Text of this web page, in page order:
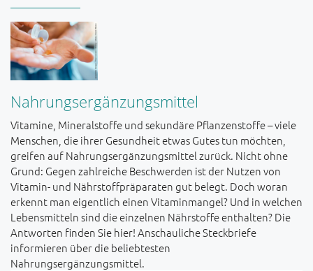
Nahrungsergänzungsmittel
Vitamine, Mineralstoffe und sekundäre Pflanzenstoffe – viele
Menschen, die ihrer Gesundheit etwas Gutes tun möchten,
greifen auf Nahrungsergänzungsmittel zurück. Nicht ohne
Grund: Gegen zahlreiche Beschwerden ist der Nutzen von
Vitamin- und Nährstoffpräparaten gut belegt. Doch woran
erkennt man eigentlich einen Vitaminmangel? Und in welchen
Lebensmitteln sind die einzelnen Nährstoffe enthalten? Die
Antworten finden Sie hier! Anschauliche Steckbriefe
informieren über die beliebtesten
Nahrungsergänzungsmittel.